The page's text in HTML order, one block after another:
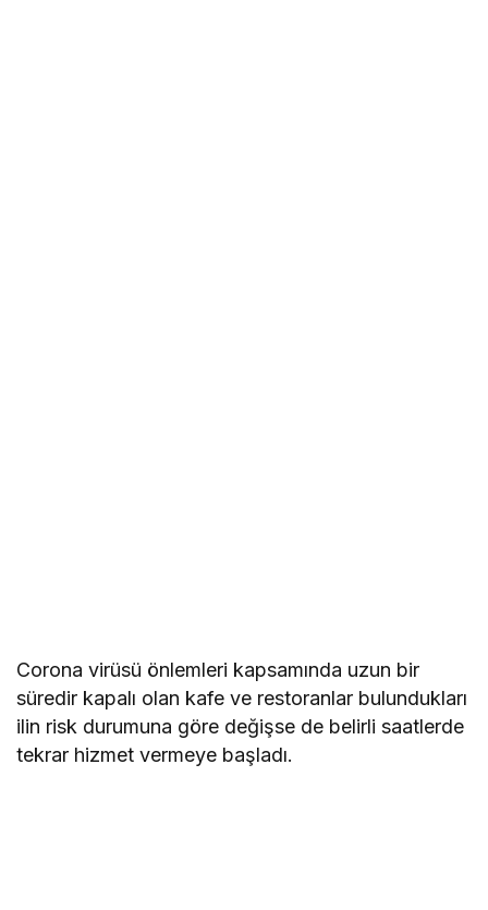
Corona virüsü önlemleri kapsamında uzun bir
süredir kapalı olan kafe ve restoranlar bulundukları
ilin risk durumuna göre değişse de belirli saatlerde
tekrar hizmet vermeye başladı.